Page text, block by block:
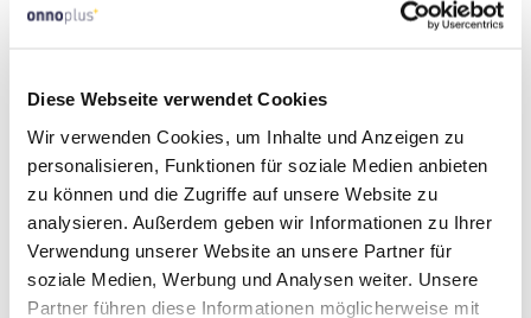
Diese Webseite verwendet Cookies
Wir verwenden Cookies, um Inhalte und Anzeigen zu
personalisieren, Funktionen für soziale Medien anbieten
zu können und die Zugriffe auf unsere Website zu
analysieren. Außerdem geben wir Informationen zu Ihrer
Verwendung unserer Website an unsere Partner für
soziale Medien, Werbung und Analysen weiter. Unsere
Partner führen diese Informationen möglicherweise mit
Einfache Teilnahmebedingungen: Halten Sie die
möglichst viele Menschen zur Teilnahme zu
motivieren.
5. Nutzen Sie die Analyse-Tools
Die Nutzung von Analyse-Tools hilft Ihnen enorm
dabei, den Erfolg Ihrer Social-Media-Aktivitäten zu
messen und Ihre Strategie kontinuierlich zu